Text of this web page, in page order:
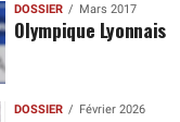
DOSSIER Mars 2017
Olympique Lyonnais
DOSSIER Février 2026